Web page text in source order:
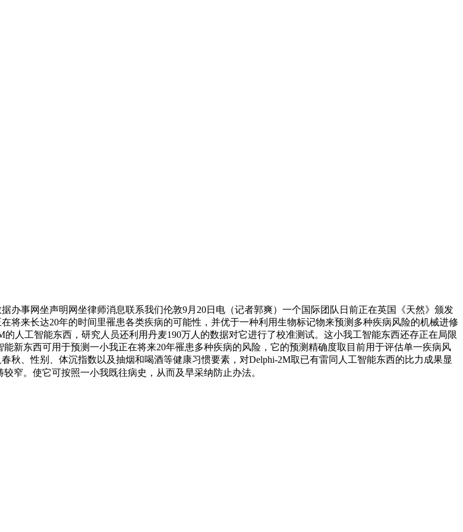
事网坐声明网坐律师消息联系我们伦敦9月20日电（记者郭爽）一个国际团队日前正在英国《天然》颁发
将来长达20年的时间里罹患各类疾病的可能性，并优于一种利用生物标记物来预测多种疾病风险的机械进修
人工智能东西，研究人员还利用丹麦190万人的数据对它进行了校准测试。这小我工智能东西还存正在局限
新东西可用于预测一小我正在将来20年罹患多种疾病的风险，它的预测精确度取目前用于评估单一疾病风
秋、性别、体沉指数以及抽烟和喝酒等健康习惯要素，对Delphi-2M取已有雷同人工智能东西的比力成果显
窄。使它可按照一小我既往病史，从而及早采纳防止办法。